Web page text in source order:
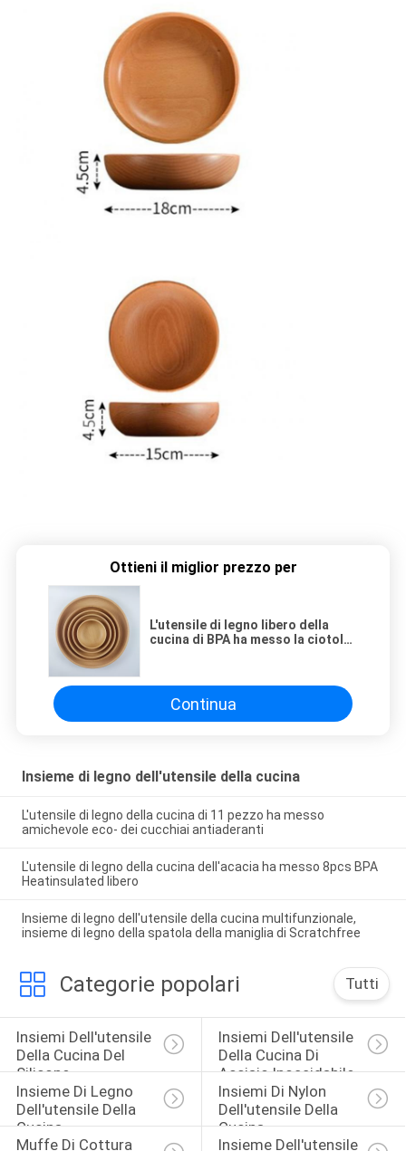
Ottieni il miglior prezzo per
L'utensile di legno libero della
cucina di BPA ha messo la ciotola
creativo di legno
Continua
Insieme di legno dell'utensile della cucina
L'utensile di legno della cucina di 11 pezzo ha messo
amichevole eco- dei cucchiai antiaderanti
L'utensile di legno della cucina dell'acacia ha messo 8pcs BPA
Heatinsulated libero
Insieme di legno dell'utensile della cucina multifunzionale,
insieme di legno della spatola della maniglia di Scratchfree
Categorie popolari Tutti
Insiemi Dell'utensile
Della Cucina Del
Silicone
Insiemi Dell'utensile
Della Cucina Di
Acciaio Inossidabile
Insieme Di Legno
Dell'utensile Della
Cucina
Insiemi Di Nylon
Dell'utensile Della
Cucina
Muffe Di Cottura
Insieme Dell'utensile